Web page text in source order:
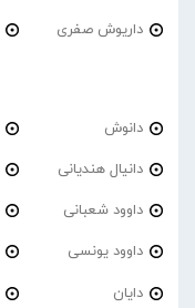
داریوش صفری
دانوش
دانیال هندیانی
داوود شعبانی
داوود یونسی
دایان